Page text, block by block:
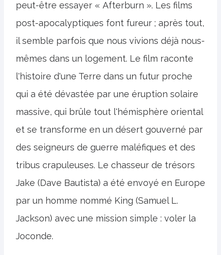
peut-être essayer « Afterburn ». Les films
post-apocalyptiques font fureur ; après tout,
il semble parfois que nous vivions déjà nous-
mêmes dans un logement. Le film raconte
l'histoire d'une Terre dans un futur proche
qui a été dévastée par une éruption solaire
massive, qui brûle tout l'hémisphère oriental
et se transforme en un désert gouverné par
des seigneurs de guerre maléfiques et des
tribus crapuleuses. Le chasseur de trésors
Jake (Dave Bautista) a été envoyé en Europe
par un homme nommé King (Samuel L.
Jackson) avec une mission simple : voler la
Joconde.